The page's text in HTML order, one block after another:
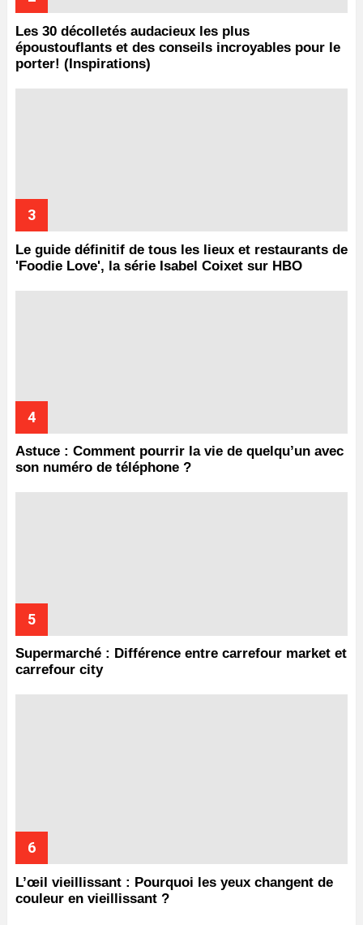
Les 30 décolletés audacieux les plus
époustouflants et des conseils incroyables pour le
porter! (Inspirations)
Le guide définitif de tous les lieux et restaurants de
'Foodie Love', la série Isabel Coixet sur HBO
Astuce : Comment pourrir la vie de quelqu’un avec
son numéro de téléphone ?
Supermarché : Différence entre carrefour market et
carrefour city
L’œil vieillissant : Pourquoi les yeux changent de
couleur en vieillissant ?